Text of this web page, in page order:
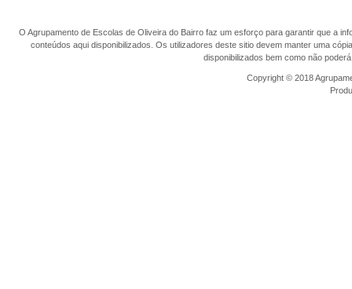
O Agrupamento de Escolas de Oliveira do Bairro faz um esforço para garantir que a
conteúdos aqui disponibilizados. Os utilizadores deste sitio devem manter uma
disponibilizados bem como não
Copyright © 2018